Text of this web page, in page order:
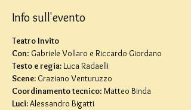
Info sull'evento
Teatro Invito
Con: Gabriele Vollaro e Riccardo Giordano
Testo e regia: Luca Radaelli
Scene: Graziano Venturuzzo
Coordinamento tecnico: Matteo Binda
Luci: Alessandro Bigatti